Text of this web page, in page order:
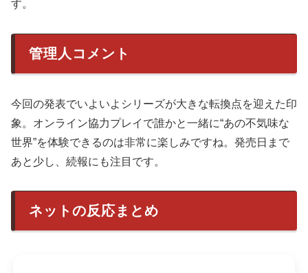
す。
管理人コメント
今回の発表でいよいよシリーズが大きな転換点を迎えた印
象。オンライン協力プレイで誰かと一緒に“あの不気味な
世界”を体験できるのは非常に楽しみですね。発売日まで
あと少し、続報にも注目です。
ネットの反応まとめ